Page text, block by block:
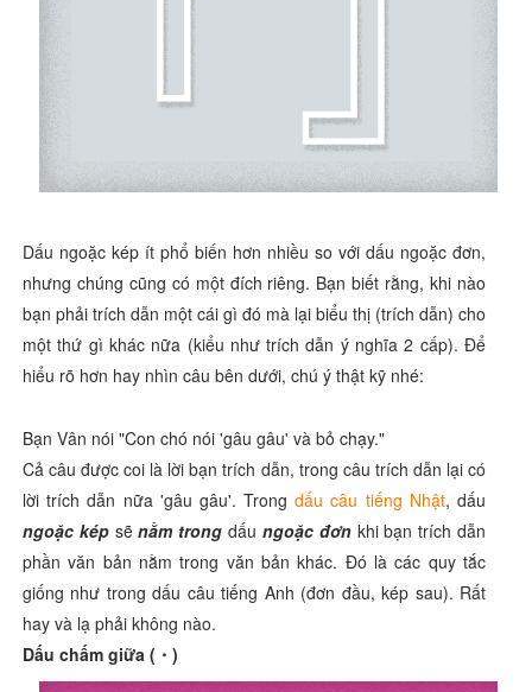
Dấu ngoặc kép ít phổ biến hơn nhiều so với dấu ngoặc đơn,
nhưng chúng cũng có một đích riêng. Bạn biết rằng, khi nào
bạn phải trích dẫn một cái gì đó mà lại biểu thị (trích dẫn) cho
một thứ gì khác nữa (kiểu như trích dẫn ý nghĩa 2 cấp). Để
hiểu rõ hơn hay nhìn câu bên dưới, chú ý thật kỹ nhé:
Bạn Vân nói "Con chó nói 'gâu gâu' và bỏ chạy."
Cả câu được coi là lời bạn trích dẫn, trong câu trích dẫn lại có
lời trích dẫn nữa 'gâu gâu'. Trongdấu câu tiếng Nhật, dấu
ngoặc képsẽnằm trong dấu ngoặc đơnkhi bạn trích dẫn
phần văn bản nằm trong văn bản khác. Đó là các quy tắc
giống như trong dấu câu tiếng Anh (đơn đầu, kép sau). Rất
hay và lạ phải không nào.
Dấu chấm giữa (・)